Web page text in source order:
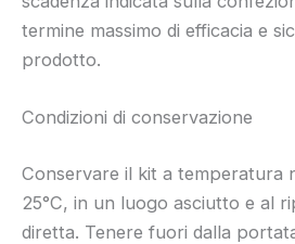
termine massimo di efficacia e
prodotto.
Condizioni di conservazione
Conservare il kit a temperatura
25°C, in un luogo asciutto e al
diretta. Tenere fuori dalla